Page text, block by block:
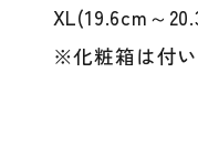
XL(19.6cm～
※化粧箱は付い